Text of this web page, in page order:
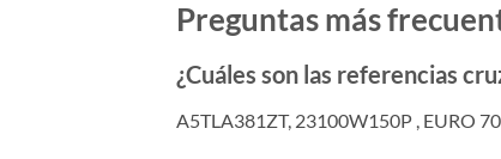
Preguntas más
¿Cuáles son las referencias
A5TLA381ZT, 23100W150P , EURO